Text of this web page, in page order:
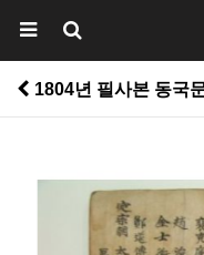
1804년 필사본 동국문